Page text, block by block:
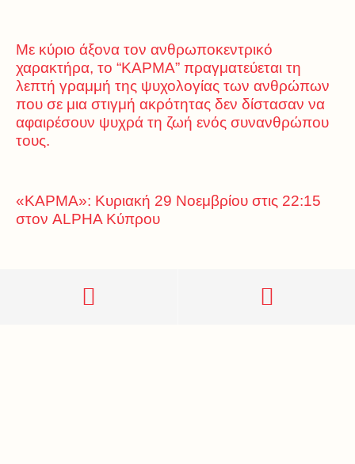
Με κύριο άξονα τον ανθρωποκεντρικό
χαρακτήρα, το “ΚΑΡΜΑ” πραγματεύεται τη
λεπτή γραμμή της ψυχολογίας των ανθρώπων
που σε μια στιγμή ακρότητας δεν δίστασαν να
αφαιρέσουν ψυχρά τη ζωή ενός συνανθρώπου
τους.
«ΚΑΡΜΑ»: Κυριακή 29 Νοεμβρίου στις 22:15
στον ALPHA Κύπρου